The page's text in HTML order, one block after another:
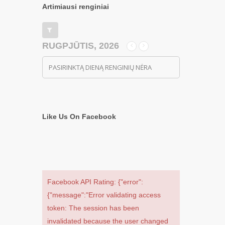
Artimiausi renginiai
RUGPJŪTIS, 2026
PASIRINKTĄ DIENĄ RENGINIŲ NĖRA
Like Us On Facebook
Facebook API Rating: {"error":
{"message":"Error validating access
token: The session has been
invalidated because the user changed